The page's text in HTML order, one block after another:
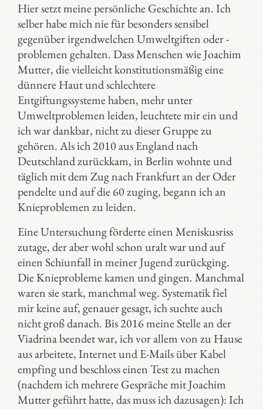
Hier setzt meine persönliche Geschichte an. Ich
selber habe mich nie für besonders sensibel
gegenüber irgendwelchen Umweltgiften oder -
problemen gehalten. Dass Menschen wie Joachim
Mutter, die vielleicht konstitutionsmäßig eine
dünnere Haut und schlechtere
Entgiftungssysteme haben, mehr unter
Umweltproblemen leiden, leuchtete mir ein und
ich war dankbar, nicht zu dieser Gruppe zu
gehören. Als ich 2010 aus England nach
Deutschland zurückkam, in Berlin wohnte und
täglich mit dem Zug nach Frankfurt an der Oder
pendelte und auf die 60 zuging, begann ich an
Knieproblemen zu leiden.
Eine Untersuchung förderte einen Meniskusriss
zutage, der aber wohl schon uralt war und auf
einen Schiunfall in meiner Jugend zurückging.
Die Knieprobleme kamen und gingen. Manchmal
waren sie stark, manchmal weg. Systematik fiel
mir keine auf, genauer gesagt, ich suchte auch
nicht groß danach. Bis 2016 meine Stelle an der
Viadrina beendet war, ich vor allem von zu Hause
aus arbeitete, Internet und E-Mails über Kabel
empfing und beschloss einen Test zu machen
(nachdem ich mehrere Gespräche mit Joachim
Mutter geführt hatte, das muss ich dazusagen): Ich